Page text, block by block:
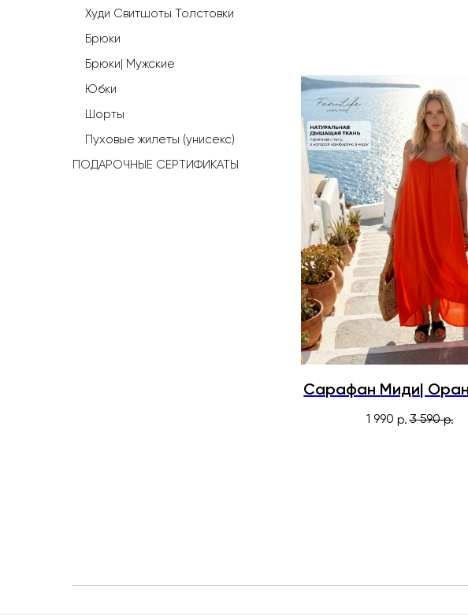
Худи Свитшоты Толстовки
Брюки
Брюки| Мужские
Юбки
Шорты
Пуховые жилеты (унисекс)
ПОДАРОЧНЫЕ СЕРТИФИКАТЫ
Сарафан Миди|
1 990 р. 3 590 р.